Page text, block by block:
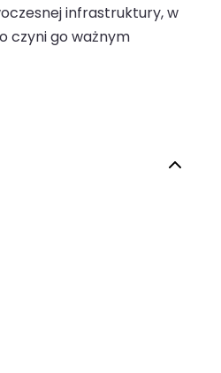
infrastruktury, w
czyni go ważnym